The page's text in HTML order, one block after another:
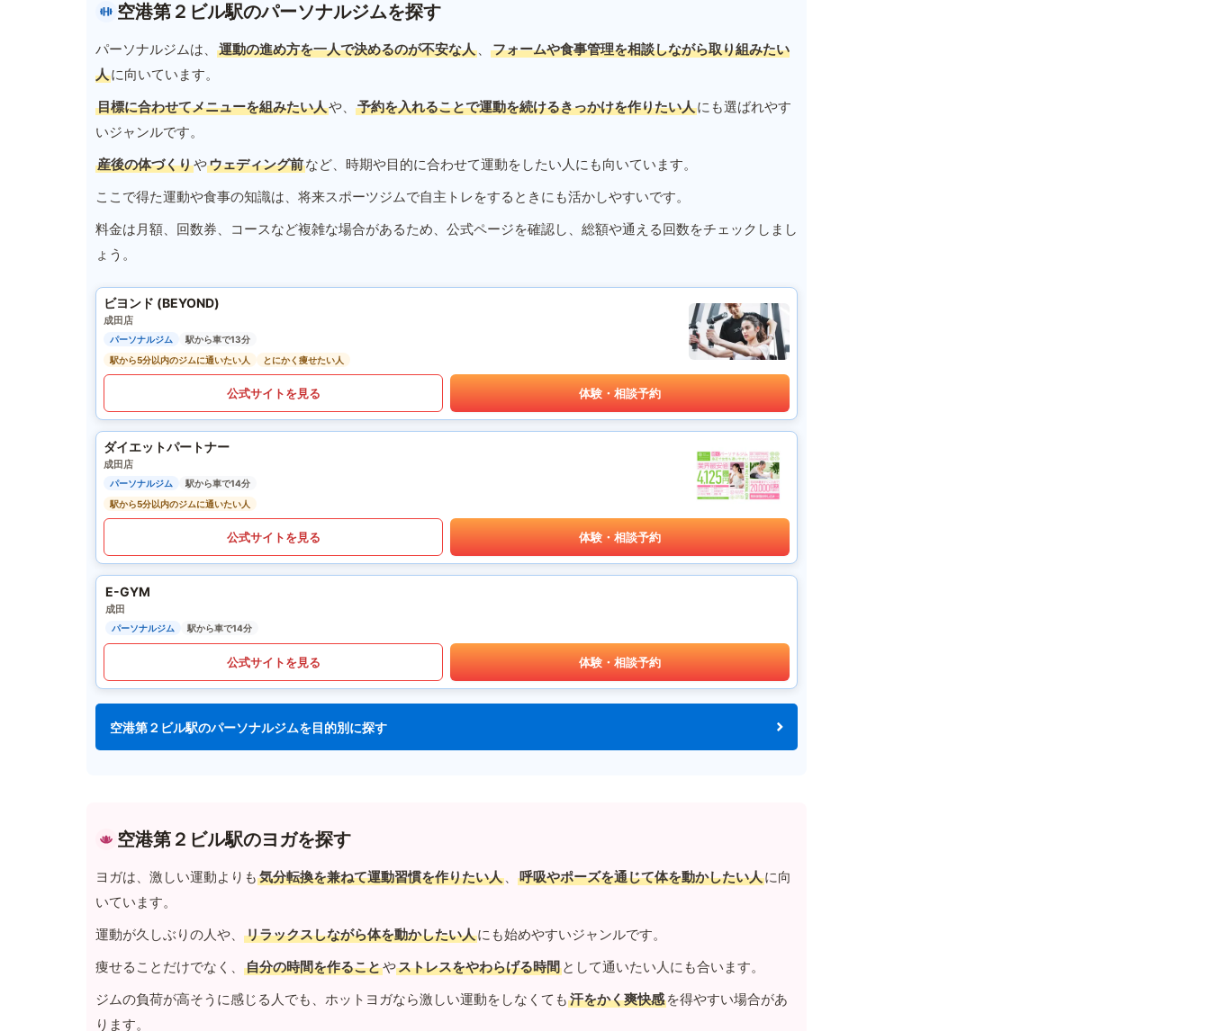
空港第２ビル駅のパーソナルジムを探す
パーソナルジムは、 運動の進め方を一人で決めるのが不安な人 、
フォームや食事管理を相談しながら取り組みたい
人に向いています。
目標に合わせてメニューを組みたい人や、 予約を入れることで運動を続けるきっかけを作りたい人にも選ばれやす
いジャンルです。
産後の体づくりやウェディング前など、時期や目的に合わせて運動をしたい人にも向いています。
ここで得た運動や食事の知識は、将来スポーツジムで自主トレをするときにも活かしやすいです。
料金は月額、回数券、コースなど複雑な場合があるため、公式ページを確認し、総額や通える回数をチェックしまし
ょう。
ビヨンド (BEYOND)
成田店
パーソナルジム
駅から車で13分
駅から5分以内のジムに通いたい人
とにかく痩せたい人
公式サイトを見る 体験・相談予約
ダイエットパートナー
成田店
パーソナルジム
駅から車で14分
駅から5分以内のジムに通いたい人
公式サイトを見る 体験・相談予約
E-GYM
成田
パーソナルジム 駅から車で14分
公式サイトを見る 体験・相談予約
空港第２ビル駅のパーソナルジムを目的別に探す
空港第２ビル駅のヨガを探す
ヨガは、激しい運動よりも 気分転換を兼ねて運動習慣を作りたい人 、 呼吸やポーズを通じて体を動かしたい人に向
いています。
運動が久しぶりの人や、
リラックスしながら体を動かしたい人にも始めやすいジャンルです。
痩せることだけでなく、
自分の時間を作ることやストレスをやわらげる時間 として通いたい人にも合います。
ジムの負荷が高そうに感じる人でも、ホットヨガなら激しい運動をしなくても 汗をかく爽快感 を得やすい場合があ
ります。